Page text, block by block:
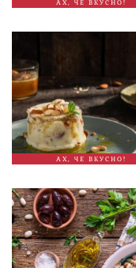
АХ, ЧЕ ВКУСНО!
АХ, ЧЕ ВКУСНО!